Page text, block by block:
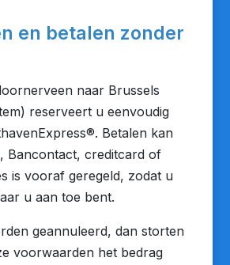
en betalen zonder
naar Brussels
reserveert u eenvoudig
Betalen kan
Bancontact, creditcard of
is vooraf geregeld, zodat u
u aan toe bent.
geannuleerd, dan storten
voorwaarden het bedrag